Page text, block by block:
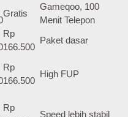
Gratis
Gameqoo, 100
Menit Telepon
Rp
166.500
Paket dasar
Rp
166.500
High FUP
Rp
Speed lebih stabil